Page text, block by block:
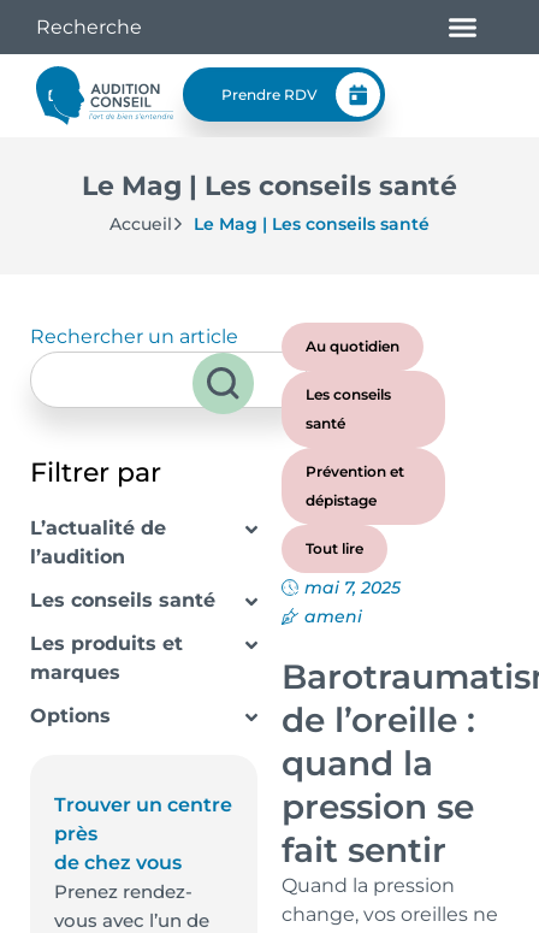
Prendre RDV
Le Mag | Les conseils santé
Accueil Le Mag | Les conseils santé
Rechercher un article
Filtrer par
L’actualité de
l’audition
Les conseils santé
Les produits et
marques
Options
Trouver un centre
près
de chez vous
Prenez rendez-
vous avec l’un de
Au quotidien
Les conseils
santé
Prévention et
dépistage
Tout lire
mai 7, 2025
ameni
de l’oreille :
quand la
pression se
fait sentir
Quand la pression
change, vos oreilles ne